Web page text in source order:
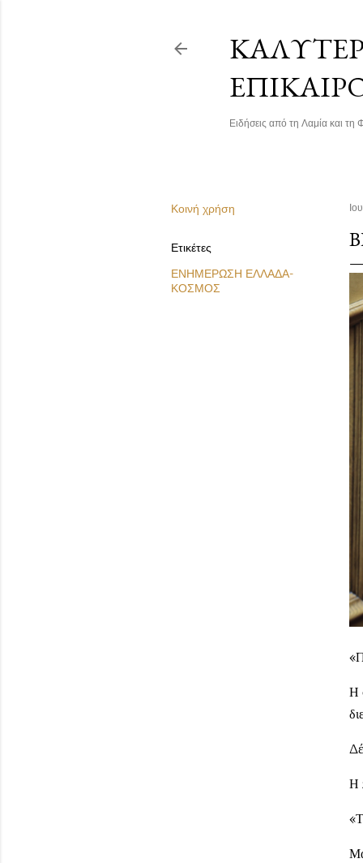
Ειδήσεις από τη Λαμία και τη
Κοινή χρήση
Ετικέτες
ΕΝΗΜΕΡΩΣΗ ΕΛΛΑΔΑ-
ΚΟΣΜΟΣ
Η
Η